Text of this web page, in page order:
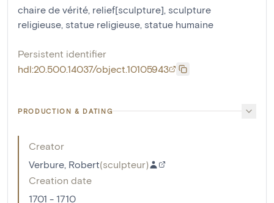
chaire de vérité, relief[sculpture], sculpture
religieuse, statue religieuse, statue humaine
Persistent identifier
hdl:20.500.14037/object.10105943
PRODUCTION & DATING
Creator
Verbure, Robert(sculpteur)
Creation date
1701 - 1710